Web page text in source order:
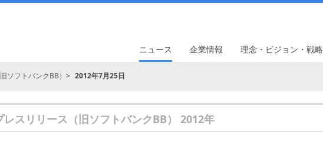
ニュース 企業情報 理念・ビジョン・戦略
ソフトバンクBB） 2012年7月25日
レスリリース（旧ソフトバンクBB） 2012年